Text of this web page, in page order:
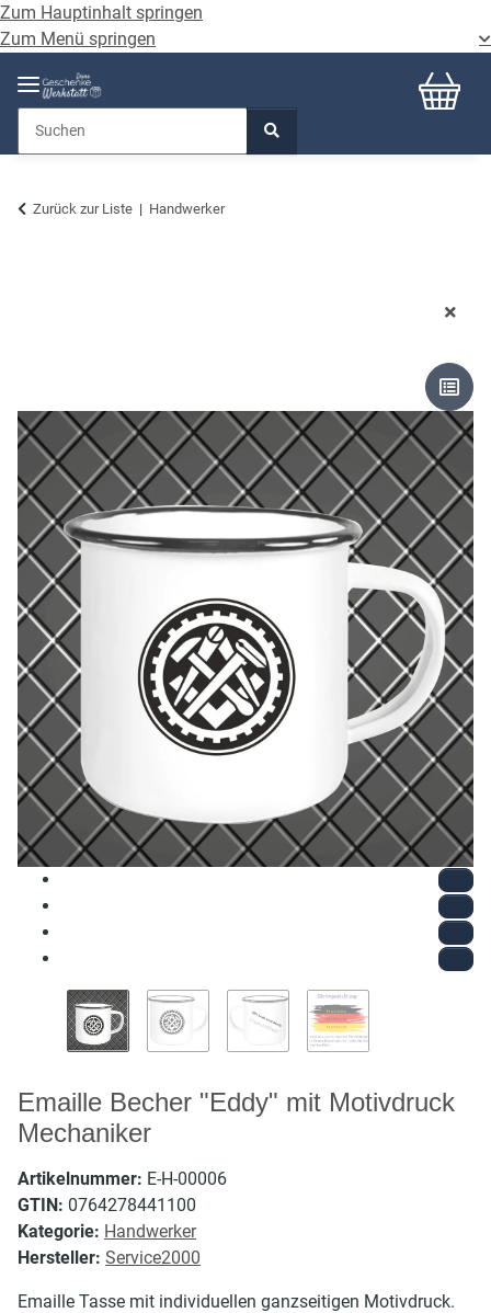
Zum Hauptinhalt springen
Zum Menü springen
Zurück zur Liste Handwerker
Emaille Becher "Eddy" mit Motivdruck
Mechaniker
Artikelnummer: E-H-00006
GTIN: 0764278441100
Kategorie: Handwerker
Hersteller: Service2000
Emaille Tasse mit individuellen ganzseitigen Motivdruck.